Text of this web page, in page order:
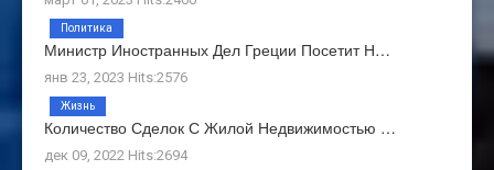
Министр Иностранных Дел Греции Посетит Н…
янв 23, 2023 Hits:2576
Политика
Количество Сделок С Жилой Недвижимостью …
дек 09, 2022 Hits:2694
Жизнь